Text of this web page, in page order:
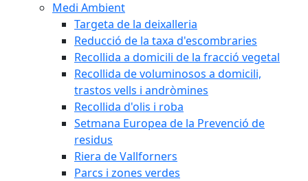
Medi Ambient
Targeta de la deixalleria
Reducció de la taxa d'escombraries
Recollida a domicili de la fracció vegetal
Recollida de voluminosos a domicili,
trastos vells i andròmines
Recollida d'olis i roba
Setmana Europea de la Prevenció de
residus
Riera de Vallforners
Parcs i zones verdes